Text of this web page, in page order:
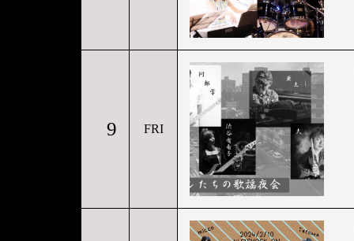
9 FRI